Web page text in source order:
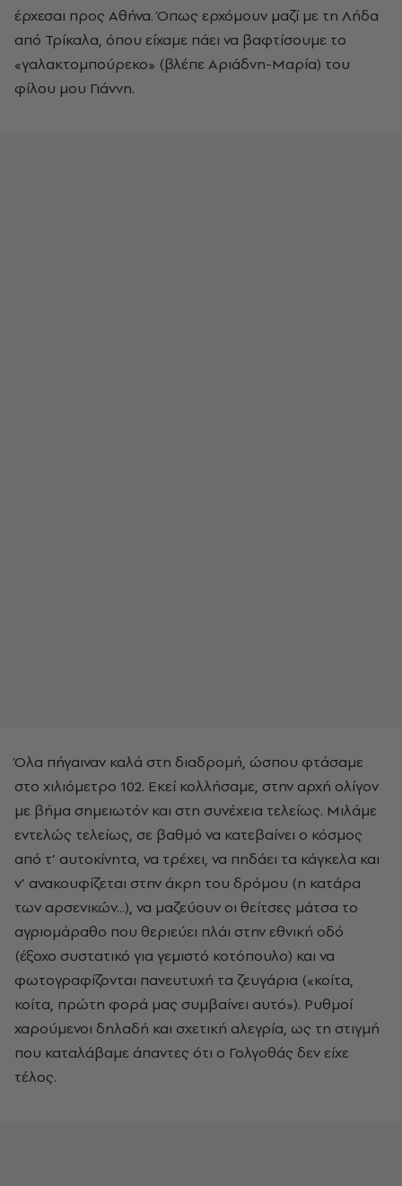
έρχεσαι προς Αθήνα. Όπως ερχόμουν μαζί με τη Λήδα
από Τρίκαλα, όπου είχαμε πάει να βαφτίσουμε το
«γαλακτομπούρεκο» (βλέπε Αριάδνη-Μαρία) του
φίλου μου Γιάννη.
Όλα πήγαιναν καλά στη διαδρομή, ώσπου φτάσαμε
στο χιλιόμετρο 102. Εκεί κολλήσαμε, στην αρχή ολίγον
με βήμα σημειωτόν και στη συνέχεια τελείως. Μιλάμε
εντελώς τελείως, σε βαθμό να κατεβαίνει ο κόσμος
από τ’ αυτοκίνητα, να τρέχει, να πηδάει τα κάγκελα και
ν’ ανακουφίζεται στην άκρη του δρόμου (η κατάρα
των αρσενικών...), να μαζεύουν οι θείτσες μάτσα το
αγριομάραθο που θεριεύει πλάι στην εθνική οδό
(έξοχο συστατικό για γεμιστό κοτόπουλο) και να
φωτογραφίζονται πανευτυχή τα ζευγάρια («κοίτα,
κοίτα, πρώτη φορά μας συμβαίνει αυτό»). Ρυθμοί
χαρούμενοι δηλαδή και σχετική αλεγρία, ως τη στιγμή
που καταλάβαμε άπαντες ότι ο Γολγοθάς δεν είχε
τέλος.